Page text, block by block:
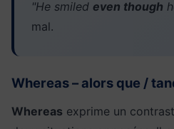
"He smiled even though
mal.
Whereas – alors que /
Whereas exprime un